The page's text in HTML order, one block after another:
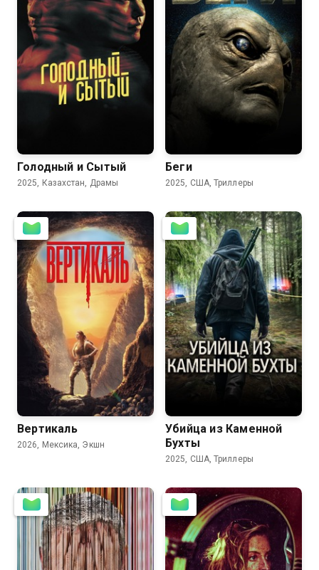
Голодный и Сытый
2025, Казахстан, Драмы
Беги
2025, США, Триллеры
Вертикаль
2026, Мексика, Экшн
Убийца из Каменной
Бухты
2025, США, Триллеры